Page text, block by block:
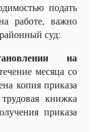
подать
работе, важно
суд:
на
месяца со
копия приказа
книжка
приказа